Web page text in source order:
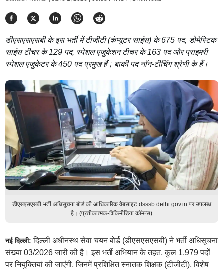
डीएसएसएसबी के इस भर्ती में टीजीटी (कंप्यूटर साइंस) के 675 पद, डोमेस्टिक
साइंस टीचर के 129 पद, स्पेशल एजुकेशन टीचर के 163 पद और प्राइमरी
स्पेशल एजुकेटर के 450 पद प्रमुख हैं। बाकी पद नॉन-टीचिंग श्रेणी के हैं।
डीएसएसएसबी भर्ती अधिसूचना बोर्ड की आधिकारिक वेबसाइट dsssb.delhi.gov.in पर उपलब्ध
है। (प्रतीकात्मक-विकिमीडिया कॉमन्स)
नई दिल्ली:दिल्ली अधीनस्थ सेवा चयन बोर्ड (डीएसएसएसबी) ने भर्ती अधिसूचना
संख्या 03/2026 जारी की है। इस भर्ती अभियान के तहत, कुल 1,979 पदों
पर नियुक्तियां की जाएंगी, जिनमें प्रशिक्षित स्नातक शिक्षक (टीजीटी), विशेष